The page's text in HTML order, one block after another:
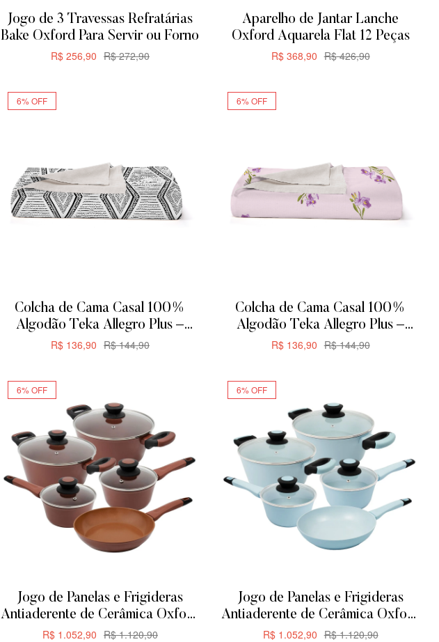
Jogo de 3 Travessas Refratárias
Bake Oxford Para Servir ou Forno
R$272,90
R$256,90
Aparelho de Jantar Lanche
Oxford Aquarela Flat 12 Peças
R$426,90
R$368,90
6% OFF
Colcha de Cama Casal 100%
Algodão Teka Allegro Plus –
200x230cm – Zag
R$144,90
R$136,90
6% OFF
Colcha de Cama Casal 100%
Algodão Teka Allegro Plus –
200x230cm – Orquídeas
R$144,90
R$136,90
6% OFF
Jogo de Panelas e Frigideras
Antiaderente de Cerâmica Oxford
Everyday 5 Peças
R$1.120,90
R$1.052,90
6% OFF
Jogo de Panelas e Frigideras
Antiaderente de Cerâmica Oxford
Everyday 5 Peças
R$1.120,90
R$1.052,90